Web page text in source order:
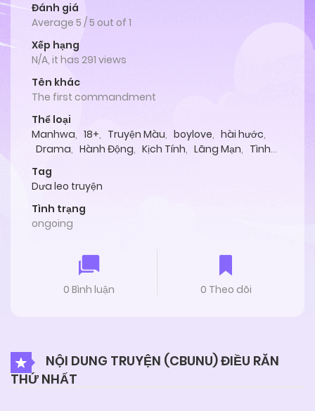
Đánh giá
Average 5 /5 out of 1
Xếp hạng
N/A, it has 291 views
Tên khác
The first commandment
Thể loại
Manhwa, 18+, Truyện Màu, boylove, hài hước,
Drama, Hành Động, Kịch Tính, Lãng Mạn, Tình
Tag
Dưa leo truyện
Tình trạng
ongoing
0 Bình luận 0 Theo dõi
NỘI DUNG TRUYỆN (CBUNU) ĐIỀU RĂN
THỨ NHẤT